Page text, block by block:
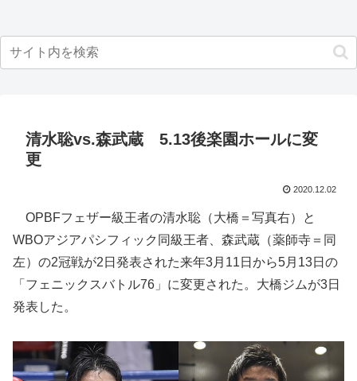
清水聡vs.森武蔵 5.13後楽園ホールに変
更
2020.12.02
OPBFフェザー級王者の清水聡（大橋＝写真右）と
WBOアジアパシフィック同級王者、森武蔵（薬師寺＝同
左）の2冠戦が2日発表された来年3月11日から5月13日の
「フェニックスバトル76」に変更された。大橋ジムが3日
発表した。